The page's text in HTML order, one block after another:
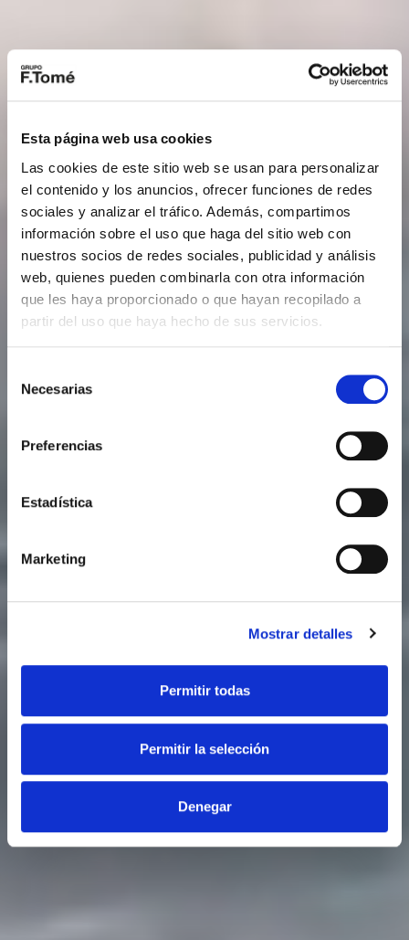
Esta página web usa cookies
Las cookies de este sitio web se usan para personalizar
el contenido y los anuncios, ofrecer funciones de redes
sociales y analizar el tráfico. Además, compartimos
información sobre el uso que haga del sitio web con
nuestros socios de redes sociales, publicidad y análisis
web, quienes pueden combinarla con otra información
que les haya proporcionado o que hayan recopilado a
partir del uso que haya hecho de sus servicios.
Necesarias
Preferencias
Estadística
Marketing
Mostrar detalles
Permitir todas
Permitir la selección
Denegar